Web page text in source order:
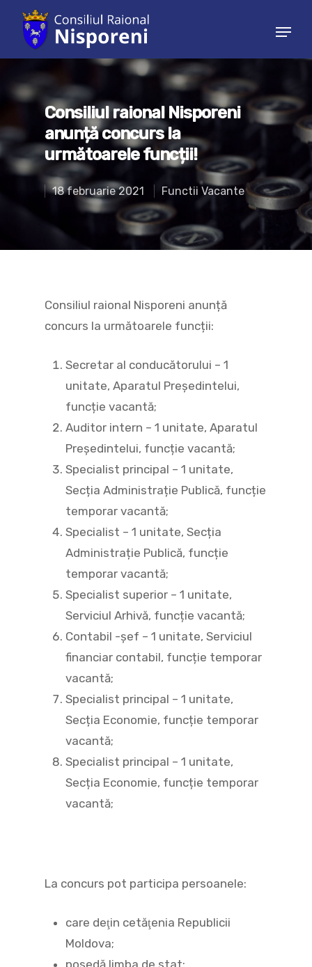
Hit enter to search or ESC to close
Consiliul raional Nisporeni
anunță concurs la
următoarele funcții!
18 februarie 2021 Functii Vacante
Consiliul raional Nisporeni anunță
concurs la următoarele funcții:
Secretar al conducătorului – 1
unitate, Aparatul Președintelui,
funcție vacantă;
Auditor intern – 1 unitate, Aparatul
Președintelui, funcție vacantă;
Specialist principal – 1 unitate,
Secția Administrație Publică, funcție
temporar vacantă;
Specialist – 1 unitate, Secția
Administrație Publică, funcție
temporar vacantă;
Specialist superior – 1 unitate,
Serviciul Arhivă, funcție vacantă;
Contabil -șef – 1 unitate, Serviciul
financiar contabil, funcție temporar
vacantă;
Specialist principal – 1 unitate,
Secția Economie, funcție temporar
vacantă;
Specialist principal – 1 unitate,
Secția Economie, funcție temporar
vacantă;
La concurs pot participa persoanele:
care deţin cetăţenia Republicii
Moldova;
posedă limba de stat;